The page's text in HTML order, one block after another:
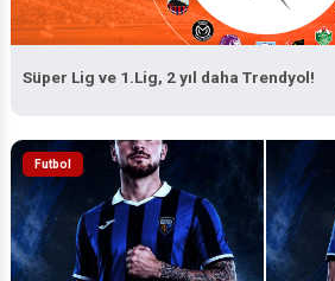
Süper Lig ve 1.Lig, 2 yıl daha Trendyol!
Futbol